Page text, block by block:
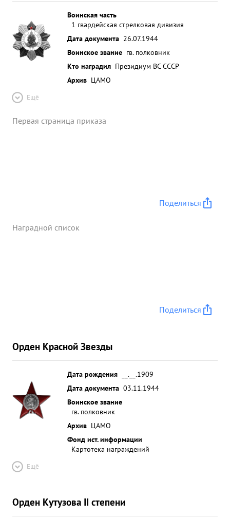
Воинская часть
1 гвардейская стрелковая дивизия
Дата документа 26.07.1944
Воинское звание гв. полковник
Кто наградил Президиум ВС СССР
Архив ЦАМО
Ещё
Первая страница приказа
Поделиться
Наградной список
Поделиться
Орден Красной Звезды
Дата рождения
__.__.1909
Дата документа 03.11.1944
Воинское звание
гв. полковник
Архив ЦАМО
Фонд ист. информации
Картотека награждений
Ещё
Орден Кутузова II степени